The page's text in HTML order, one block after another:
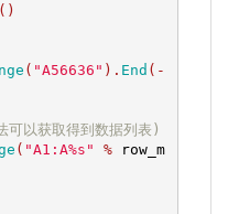
()
( "A56636" ). End (-
可以获取得到数据列表)
( "A1:A%s" % row_m